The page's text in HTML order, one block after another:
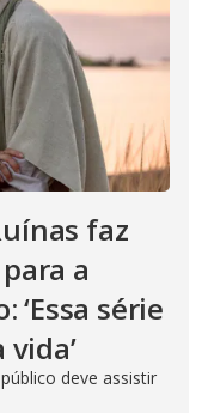
faz
a
‘Essa série
deve assistir